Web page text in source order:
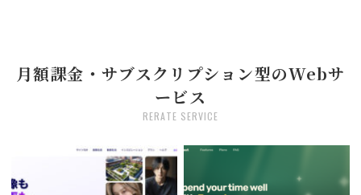
月額課金・サブスクリプション型のWebサ
ービス
RERATE SERVICE